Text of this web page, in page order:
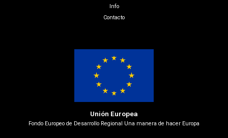
Info
Contacto
Unión Europea
Fondo Europeo de Desarrollo Regional Una manera de hacer Europa